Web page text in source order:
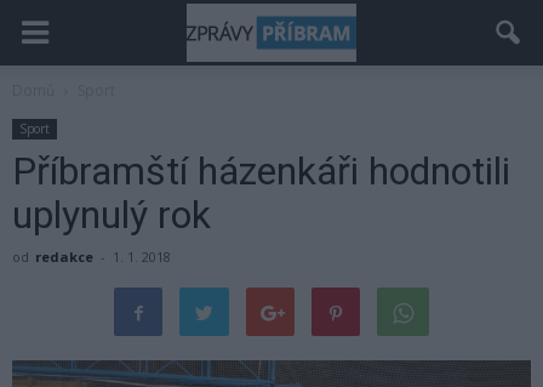
Sport
Příbramští házenkáři hodnotili
uplynulý rok
od redakce - 1. 1. 2018